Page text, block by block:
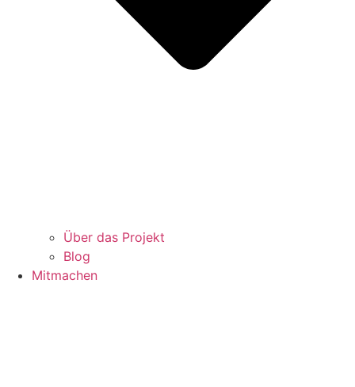
Über das Projekt
Blog
Mitmachen